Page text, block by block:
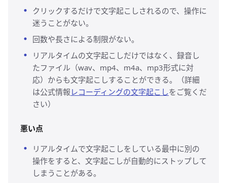
クリックするだけで文字起こしされるので、操作に
迷うことがない。
回数や長さによる制限がない。
リアルタイムの文字起こしだけではなく、録音し
たファイル（wav、mp4、m4a、mp3形式に対
応）からも文字起こしすることができる。（詳細
は公式情報 レコーディングの文字起こしをご覧くだ
さい）
悪い点
リアルタイムで文字起こしをしている最中に別の
操作をすると、文字起こしが自動的にストップして
しまうことがある。